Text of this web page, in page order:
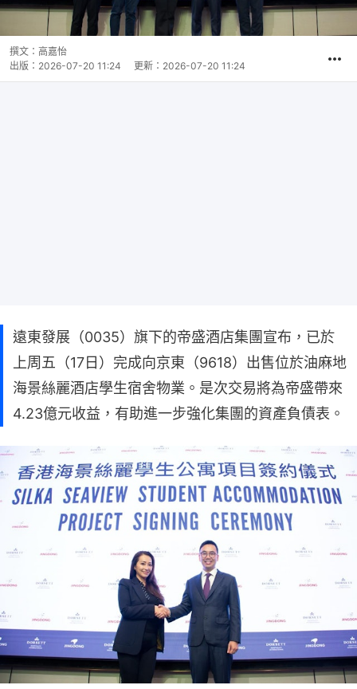
撰文： 高嘉怡
出版： 2026-07-20 11:24 更新： 2026-07-20 11:24
遠東發展（0035）旗下的帝盛酒店集團宣布，已於
上周五（17日）完成向京東（9618）出售位於油麻地
海景絲麗酒店學生宿舍物業。是次交易將為帝盛帶來
4.23億元收益，有助進一步強化集團的資產負債表。